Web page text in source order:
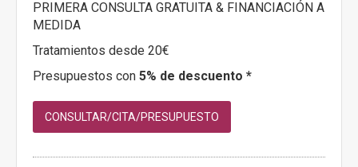
PRIMERA CONSULTA GRATUITA & FINANCIACIÓN A
MEDIDA
Tratamientos desde 20€
Presupuestos con 5% de descuento *
CONSULTAR/CITA/PRESUPUESTO